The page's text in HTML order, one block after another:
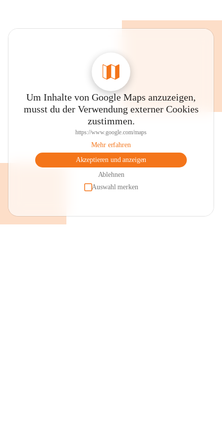
Um Inhalte von Google Maps anzuzeigen,
musst du der Verwendung externer Cookies
zustimmen.
https://www.google.com/maps
Mehr erfahren
Akzeptieren und anzeigen
Ablehnen
Auswahl merken